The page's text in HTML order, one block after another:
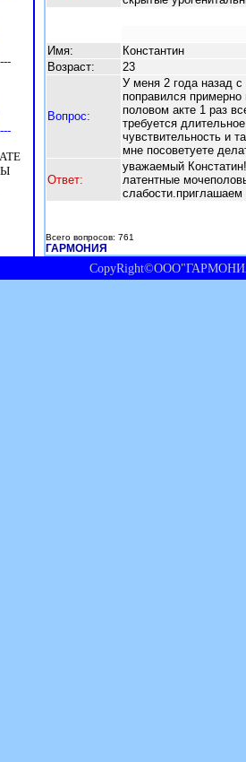
Имя:
Константин
Возраст:
23
Вопрос:
У меня 2 года назад
поправился примерно
половом акте 1 раз
требуется
чувствительность и
мне посоветуете
Ответ:
уважаемый
латентные
Всего вопросов: 761
ГАРМОНИЯ